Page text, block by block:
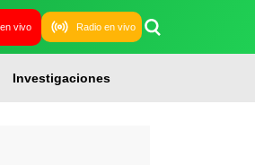
vivo Radio en vivo
Investigaciones